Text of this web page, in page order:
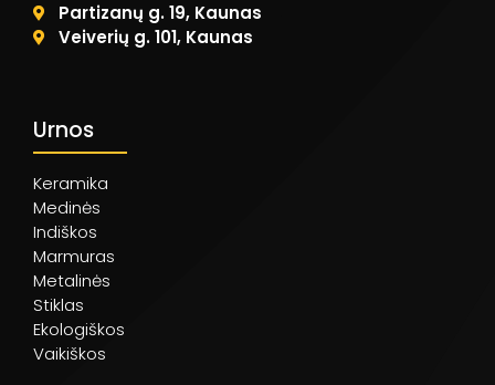
Partizanų g. 19, Kaunas
Veiverių g. 101, Kaunas
Urnos
Keramika
Medinės
Indiškos
Marmuras
Metalinės
Stiklas
Ekologiškos
Vaikiškos